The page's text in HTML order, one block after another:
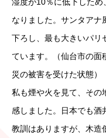
湿度が10％に低下した
なりました。サンタアナ
下ろし、最も大きいパリ
ています。（仙台市の面
災の被害を受けた状態）
私も煙や火を見て、その
感しました。日本でも酒
教訓はありますが、木造